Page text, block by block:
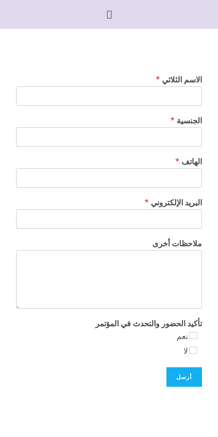
الاسم الثلاثي *
الجنسية *
الهاتف *
البريد الإلكتروني *
ملاحظات أخرى
تأكيد الحضور والتحدث في المؤتمر
نعم
لا
أرسل